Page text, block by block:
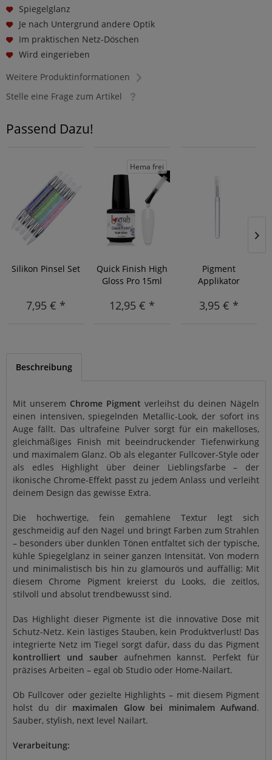
Spiegelglanz
Je nach Untergrund andere Optik
Im praktischen Netz-Döschen
Wird eingerieben
Weitere Produktinformationen
Stelle eine Frage zum Artikel
Passend Dazu!
Silikon Pinsel Set
7,95 € *
Hema frei
Quick Finish High
Gloss Pro 15ml
12,95 € *
Pigment
Applikator
3,95 € *
Beschreibung
Mit unserem Chrome Pigment verleihst du deinen Nägeln
einen intensiven, spiegelnden Metallic-Look, der sofort ins
Auge fällt. Das ultrafeine Pulver sorgt für ein makelloses,
gleichmäßiges Finish mit beeindruckender Tiefenwirkung
und maximalem Glanz. Ob als eleganter Fullcover-Style oder
als edles Highlight über deiner Lieblingsfarbe – der
ikonische Chrome-Effekt passt zu jedem Anlass und verleiht
deinem Design das gewisse Extra.
Die hochwertige, fein gemahlene Textur legt sich
geschmeidig auf den Nagel und bringt Farben zum Strahlen
– besonders über dunklen Tönen entfaltet sich der typische,
kühle Spiegelglanz in seiner ganzen Intensität. Von modern
und minimalistisch bis hin zu glamourös und auffällig: Mit
diesem Chrome Pigment kreierst du Looks, die zeitlos,
stilvoll und absolut trendbewusst sind.
Das Highlight dieser Pigmente ist die innovative Dose mit
Schutz-Netz. Kein lästiges Stauben, kein Produktverlust! Das
integrierte Netz im Tiegel sorgt dafür, dass du das Pigment
kontrolliert und sauberaufnehmen kannst. Perfekt für
präzises Arbeiten – egal ob Studio oder Home-Nailart.
Ob Fullcover oder gezielte Highlights – mit diesem Pigment
holst du dir maximalen Glow bei minimalem Aufwand.
Sauber, stylish, next level Nailart.
Verarbeitung: